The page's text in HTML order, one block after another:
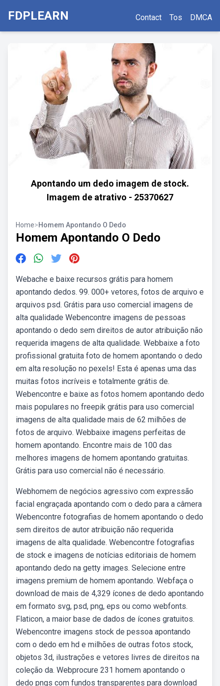
FDPLEARN Contact Tos DMCA
Apontando um dedo imagem de stock.
Imagem de atrativo - 25370627
Home>Homem Apontando O Dedo
Homem Apontando O Dedo
Webache e baixe recursos grátis para homem
apontando dedos. 99. 000+ vetores, fotos de arquivo e
arquivos psd. Grátis para uso comercial imagens de
alta qualidade Webencontre imagens de pessoas
apontando o dedo sem direitos de autor atribuição não
requerida imagens de alta qualidade. Webbaixe a foto
profissional gratuita foto de homem apontando o dedo
em alta resolução no pexels! Esta é apenas uma das
muitas fotos incríveis e totalmente grátis de.
Webencontre e baixe as fotos homem apontando dedo
mais populares no freepik grátis para uso comercial
imagens de alta qualidade mais de 62 milhões de
fotos de arquivo. Webbaixe imagens perfeitas de
homem apontando. Encontre mais de 100 das
melhores imagens de homem apontando gratuitas.
Grátis para uso comercial não é necessário.
Webhomem de negócios agressivo com expressão
facial engraçada apontando com o dedo para a câmera
Webencontre fotografias de homem apontando o dedo
sem direitos de autor atribuição não requerida
imagens de alta qualidade. Webencontre fotografias
de stock e imagens de notícias editoriais de homem
apontando dedo na getty images. Selecione entre
imagens premium de homem apontando. Webfaça o
download de mais de 4,329 ícones de dedo apontando
em formato svg, psd, png, eps ou como webfonts.
Flaticon, a maior base de dados de ícones gratuitos.
Webencontre imagens stock de pessoa apontando
com o dedo em hd e milhões de outras fotos stock,
objetos 3d, ilustrações e vetores livres de direitos na
coleção da. Webprocure 231 homem apontando o
dedo pngs com fundos transparentes para download